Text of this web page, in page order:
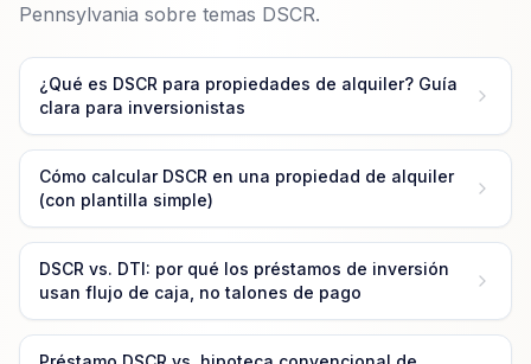
Pennsylvania sobre temas DSCR.
¿Qué es DSCR para propiedades de alquiler? Guía
clara para inversionistas
Cómo calcular DSCR en una propiedad de alquiler
(con plantilla simple)
DSCR vs. DTI: por qué los préstamos de inversión
usan flujo de caja, no talones de pago